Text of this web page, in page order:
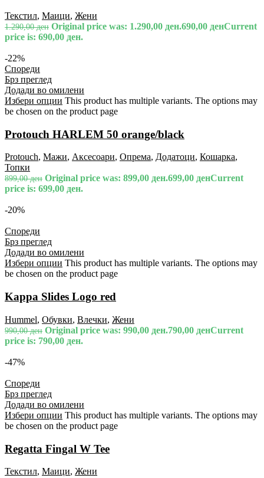
Текстил, Маици, Жени
1.290,00ден Original price was: 1.290,00 ден.690,00 денCurrent
price is: 690,00 ден.
-22%
Спореди
Брз преглед
Додади во омилени
Избери опции This product has multiple variants. The options may
be chosen on the product page
Protouch HARLEM 50 orange/black
Protouch, Мажи, Аксесоари, Опрема, Додатоци, Кошарка,
Топки
899,00ден Original price was: 899,00 ден.699,00 денCurrent
price is: 699,00 ден.
-20%
Спореди
Брз преглед
Додади во омилени
Избери опции This product has multiple variants. The options may
be chosen on the product page
Kappa Slides Logo red
Hummel, Обувки, Влечки, Жени
990,00ден Original price was: 990,00 ден.790,00 денCurrent
price is: 790,00 ден.
-47%
Спореди
Брз преглед
Додади во омилени
Избери опции This product has multiple variants. The options may
be chosen on the product page
Regatta Fingal W Tee
Текстил, Маици, Жени